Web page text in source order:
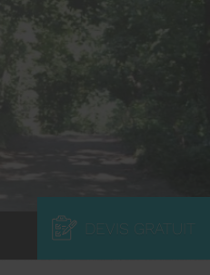
DEVIS GRATUIT